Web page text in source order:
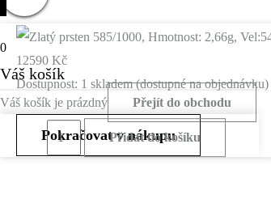
0
Váš košík
Váš košík je prázdný Přejít do obchodu
Pokračovat v nákupu
12590 Kč
Dostupnost: 1 skladem (dostupné na objednávku)
Zlatý
prsten
Přidat do košíku